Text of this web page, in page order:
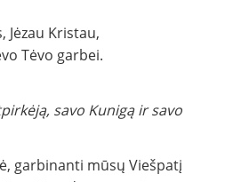
Jėzau Kristau,
Tėvo garbei.
savo Kunigą ir savo
garbinanti mūsų Viešpatį